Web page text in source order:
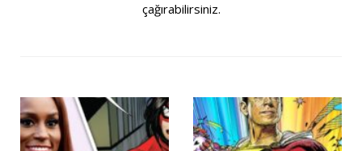
çağırabilirsiniz.